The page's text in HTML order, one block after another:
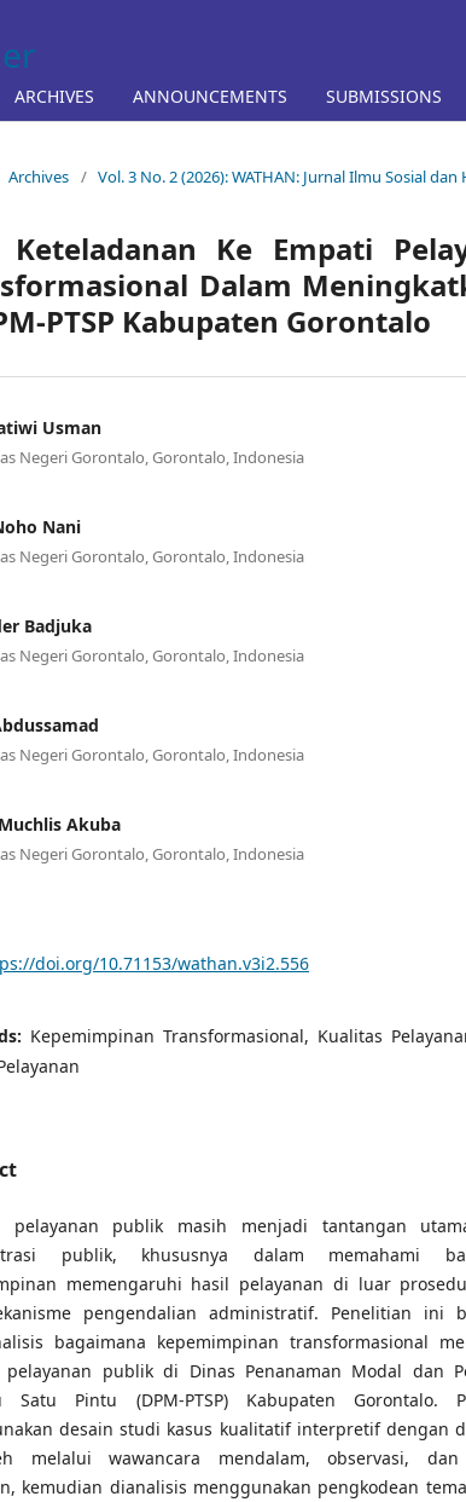
ARCHIVES ANNOUNCEMENTS SUBMISSIONS
Archives / Vol. 3 No. 2 (2026): WATHAN: Jurnal Ilmu Sosial
Keteladanan Ke Empati
Dalam
PTSP Kabupaten Gorontalo
Usman
Negeri Gorontalo, Gorontalo, Indonesia
Nani
Negeri Gorontalo, Gorontalo, Indonesia
Badjuka
Negeri Gorontalo, Gorontalo, Indonesia
Negeri Gorontalo, Gorontalo, Indonesia
Akuba
Negeri Gorontalo, Gorontalo, Indonesia
doi.org/10.71153/wathan.v3i2.556
Kepemimpinan Transformasional, Kualitas
pelayanan publik masih menjadi tantangan
publik, khususnya dalam memahami
memengaruhi hasil pelayanan di luar
pengendalian administratif. Penelitian ini
bagaimana kepemimpinan transformasional
pelayanan publik di Dinas Penanaman Modal dan
Satu Pintu (DPM-PTSP) Kabupaten Gorontalo.
desain studi kasus kualitatif interpretif dengan
melalui wawancara mendalam, observasi, dan
kemudian dianalisis menggunakan pengkodean